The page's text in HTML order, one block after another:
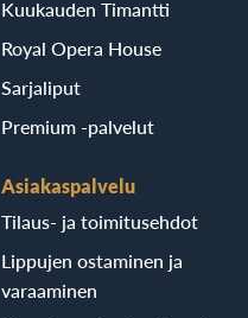
Kuukauden Timantti
Royal Opera House
Sarjaliput
Premium -palvelut
Asiakaspalvelu
Tilaus- ja toimitusehdot
Lippujen ostaminen ja
varaaminen